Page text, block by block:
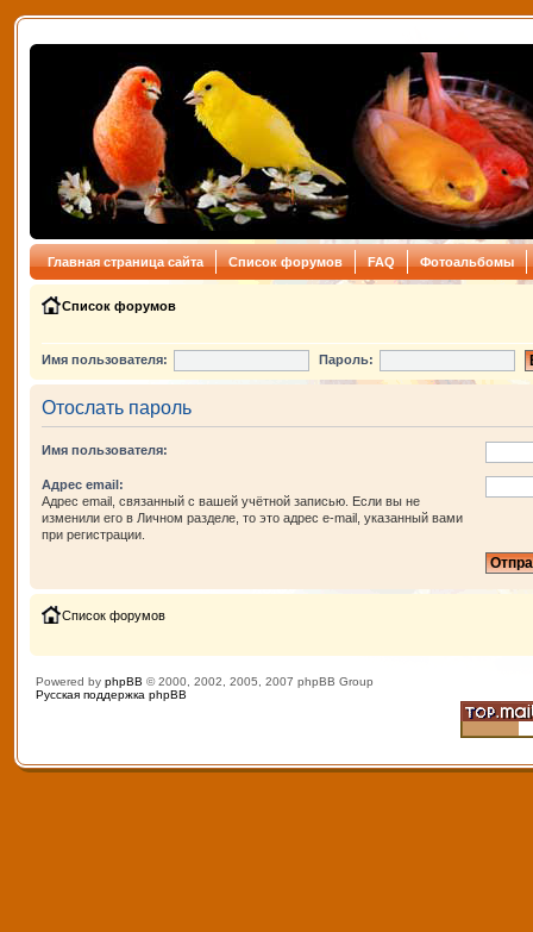
Главная страница сайта Список форумов FAQ Фотоальбомы
Список форумов
Имя пользователя: Пароль:
Отослать пароль
Имя пользователя:
Адрес email:
Адрес email, связанный с вашей учётной записью. Если вы не
изменили его в Личном разделе, то это адрес e-mail, указанный вами
при регистрации.
Список форумов
Powered by phpBB © 2000, 2002, 2005, 2007 phpBB Group
Русская поддержка phpBB